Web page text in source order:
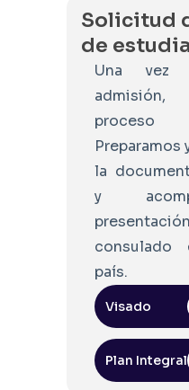
Solicitud
de
Una vez
Preparamos
la
y
país.
Visado
Plan Integral